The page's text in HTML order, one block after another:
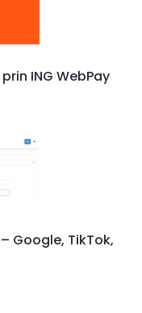
ING WebPay
Google, TikTok,